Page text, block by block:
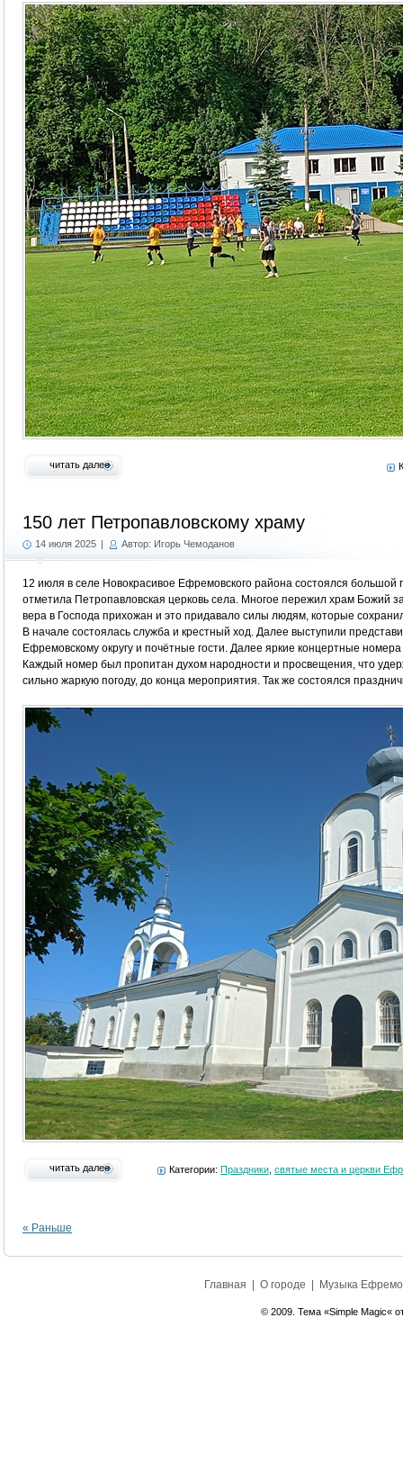
читать далее
150 лет Петропавловскому храму
14 июля 2025 | Автор: Игорь Чемоданов
12 июля в селе Новокрасивое Ефремовского района состоялся большой
отметила Петропавловская церковь села. Многое пережил храм Божий
вера в Господа прихожан и это придавало силы людям, которые
В начале состоялась служба и крестный ход. Далее выступили
Ефремовскому округу и почётные гости. Далее яркие концертные
Каждый номер был пропитан духом народности и просвещения, что
сильно жаркую погоду, до конца мероприятия. Так же состоялся
читать далее Категории: Праздники святые места и церкви
« Раньше
Главная О городе Музыка
© 2009. Тема «Simple Magic«